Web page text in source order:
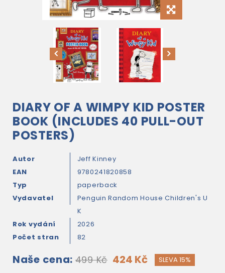
DIARY OF A WIMPY KID POSTER
BOOK (INCLUDES 40 PULL-OUT
POSTERS)
Autor
Jeff Kinney
EAN
9780241820858
Typ
paperback
Vydavatel
Penguin Random House Children's U
K
Rok vydání
2026
Počet stran
82
Naše cena: 499 Kč 424 Kč SLEVA 15%